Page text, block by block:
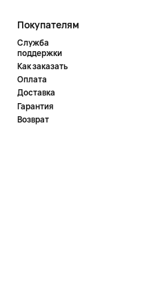
Покупателям
Служба
поддержки
Как заказать
Оплата
Доставка
Гарантия
Возврат